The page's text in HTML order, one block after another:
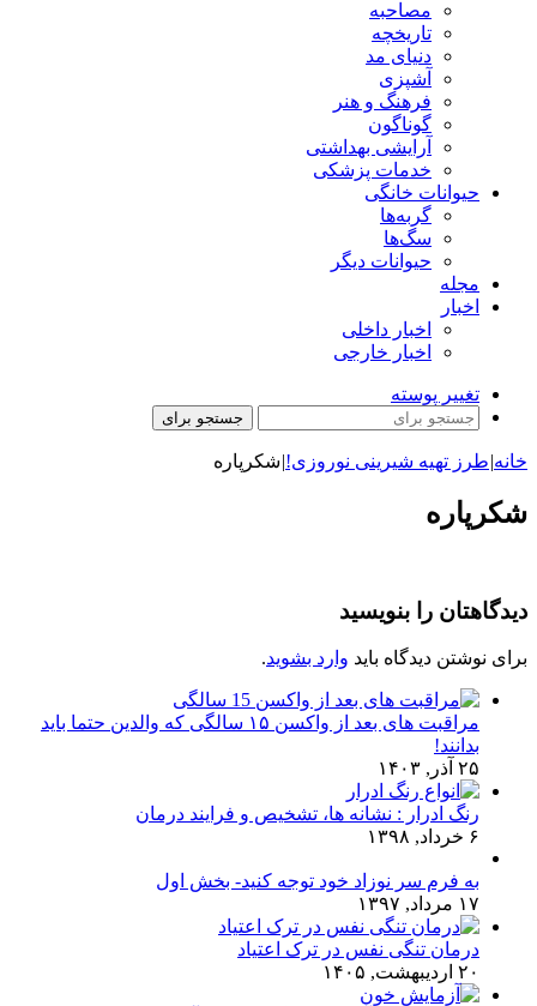
مصاحبه
تاریخچه
دنیای مد
آشپزی
فرهنگ و هنر
گوناگون
آرایشی بهداشتی
خدمات پزشکی
حیوانات خانگی
گربه‌ها
سگ‌ها
حیوانات دیگر
مجله
اخبار
اخبار داخلی
اخبار خارجی
تغییر پوسته
جستجو برای
خانه|طرز تهیه شیرینی نوروزی!|شکرپاره
شکرپاره
دیدگاهتان را بنویسید
برای نوشتن دیدگاه باید وارد بشوید.
مراقبت های بعد از واکسن ۱۵ سالگی که والدین حتما باید
بدانند!
۲۵ آذر, ۱۴۰۳
رنگ ادرار : نشانه ها، تشخیص و فرایند درمان
۶ خرداد, ۱۳۹۸
به فرم سر نوزاد خود توجه کنید- بخش اول
۱۷ مرداد, ۱۳۹۷
درمان تنگی نفس در ترک اعتیاد
۲۰ اردیبهشت, ۱۴۰۵